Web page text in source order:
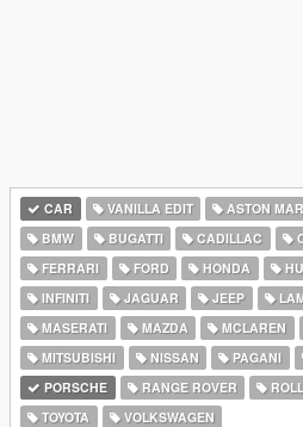
CAR VANILLA EDIT ASTON
BMW
BUGATTI CADILLAC
FERRARI
FORD HONDA
INFINITI
JAGUAR JEEP
MASERATI
MAZDA MCLAREN
MITSUBISHI
NISSAN PAGANI
PORSCHE
RANGE ROVER
TOYOTA
VOLKSWAGEN